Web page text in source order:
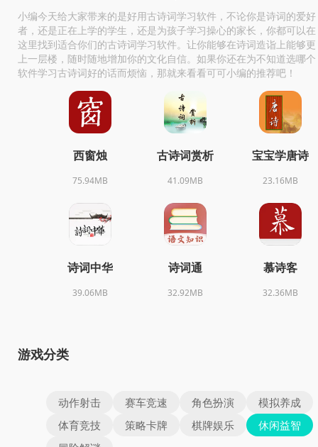
小编今天给大家带来的是好用古诗词学习软件，不论你是诗词的爱好
者，还是正在上学的学生，还是为孩子学习操心的家长，你都可以在
这里找到适合你们的古诗词学习软件。让你能够在诗词造诣上能够更
上一层楼，随时随地增加你的文化自信。如果你还在为不知道选哪个
软件学习古诗词好的话而烦恼，那就来看看可可小编的推荐吧！
西窗烛
75.94MB
古诗词赏析
41.09MB
宝宝学唐诗
23.16MB
诗词中华
39.06MB
诗词通
32.92MB
慕诗客
32.36MB
游戏分类
动作射击 赛车竞速 角色扮演
模拟养成
体育竞技
策略卡牌 棋牌娱乐
休闲益智